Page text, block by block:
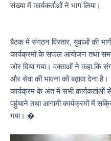
संख्या में कार्यकर्ताओं ने भाग लिया।
बैठक में संगठन विस्तार, युवाओं की
कार्यक्रमों के सफल आयोजन तथा
जोर दिया गया। वक्ताओं ने कहा कि
और सेवा की भावना को बढ़ावा देना है।
कार्यक्रम के अंत में सभी
पहुंचाने तथा आगामी कार्यक्रमों में
गया। �